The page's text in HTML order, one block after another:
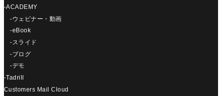
-ACADEMY
-ウェビナー・動画
-eBook
-スライド
-ブログ
-デモ
-Tadrill
Customers Mail Cloud